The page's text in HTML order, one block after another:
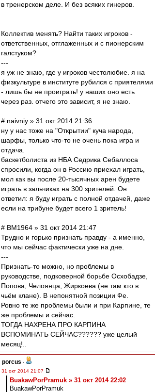
в тренерском деле. И без всяких гинеров.
Коллектив менять? Найти таких игроков -
ответственных, отглаженных и с пионерским
галстуком?
---
я уж не знаю, где у игроков честолюбие. я на
физкультуре в институте рубился с приятелями
- лишь бы не проиграть! у наших оно есть
через раз. отчего это зависит, я не знаю.
# naivniy » 31 окт 2014 21:36
ну у нас тоже на "Открытии" куча народа,
шарфы, только что-то не очень пока игра и
отдача.
баскетболиста из НБА Седрика Себаллоса
спросили, когда он в Россию приехал играть,
мол как вы после 20-тысячных арен будете
играть в зальчиках на 300 зрителей. Он
ответил: я буду играть с полной отдачей, даже
если на трибуне будет всего 1 зритель!
# BM1964 » 31 окт 2014 21:47
Трудно и горько признать правду - а именно,
что мы сейчас фактически уже на дне.
---
Признать-то можно, но проблемы в
руководстве, подковерной борьбе Осхобадзе,
Попова, Челоянца, Жиркоева (не там кто в
чьём клане). В непонятной позиции Фе.
Ровно те же проблемы были и при Карпине, те
же проблемы и сейчас.
ТОГДА НАХРЕНА ПРО КАРПИНА
ВСПОМИНАТЬ СЕЙЧАС?????? уже целый
месяц!..
porcus -
31 окт 2014 21:07
BuakawPorPramuk » 31 окт 2014 22:02
BuakawPorPramuk